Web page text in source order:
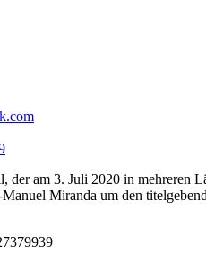
am 3. Juli 2020 in mehreren
Miranda um den